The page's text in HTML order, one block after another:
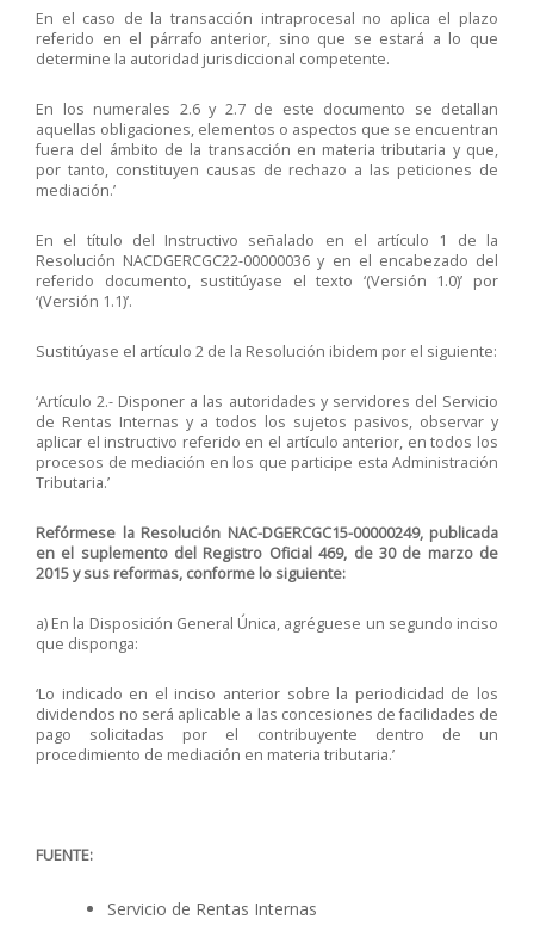
En el caso de la transacción intraprocesal no aplica el plazo
referido en el párrafo anterior, sino que se estará a lo que
determine la autoridad jurisdiccional competente.
En los numerales 2.6 y 2.7 de este documento se detallan
aquellas obligaciones, elementos o aspectos que se encuentran
fuera del ámbito de la transacción en materia tributaria y que,
por tanto, constituyen causas de rechazo a las peticiones de
mediación.’
En el título del Instructivo señalado en el artículo 1 de la
Resolución NACDGERCGC22-00000036 y en el encabezado del
referido documento, sustitúyase el texto ‘(Versión 1.0)’ por
‘(Versión 1.1)’.
Sustitúyase el artículo 2 de la Resolución ibidem por el siguiente:
‘Artículo 2.- Disponer a las autoridades y servidores del Servicio
de Rentas Internas y a todos los sujetos pasivos, observar y
aplicar el instructivo referido en el artículo anterior, en todos los
procesos de mediación en los que participe esta Administración
Tributaria.’
Refórmese la Resolución NAC-DGERCGC15-00000249, publicada
en el suplemento del Registro Oficial 469, de 30 de marzo de
2015 y sus reformas, conforme lo siguiente:
a) En la Disposición General Única, agréguese un segundo inciso
que disponga:
‘Lo indicado en el inciso anterior sobre la periodicidad de los
dividendos no será aplicable a las concesiones de facilidades de
pago solicitadas por el contribuyente dentro de un
procedimiento de mediación en materia tributaria.’
FUENTE:
Servicio de Rentas Internas